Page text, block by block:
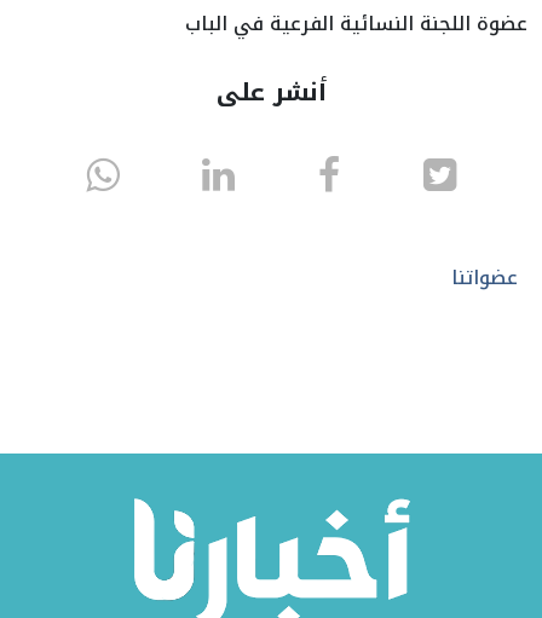
عضوة اللجنة النسائية الفرعية في الباب
أنشر على
انشر انشر انشر
عضواتنا